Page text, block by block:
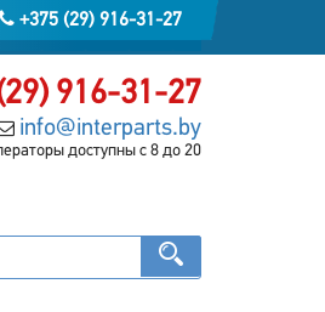
+375 (29) 916-31-27
916-31-27
info@interparts.by
доступны с 8 до 20